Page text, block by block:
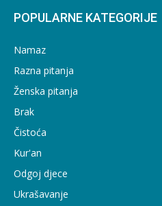
POPULARNE KATEGORIJE
Namaz
Razna pitanja
Ženska pitanja
Brak
Čistoća
Kur'an
Odgoj djece
Ukrašavanje